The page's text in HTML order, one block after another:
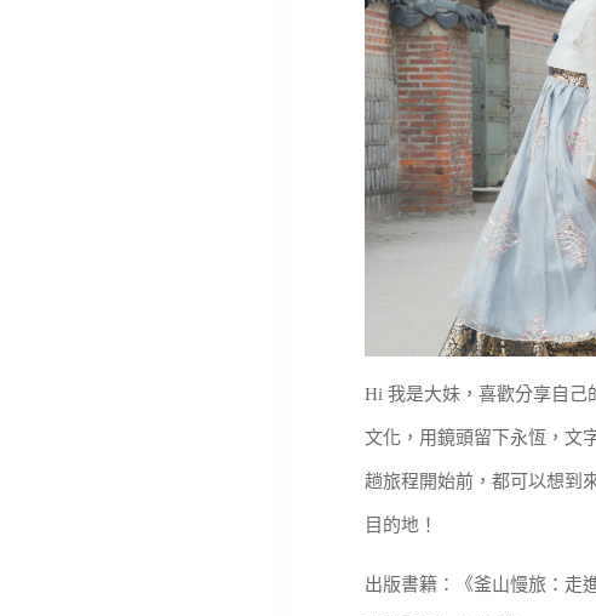
Hi 我是大妹，喜歡分享自己
文化，用鏡頭留下永恆，文
趟旅程開始前，都可以想到
目的地！
出版書籍：《釜山慢旅：走